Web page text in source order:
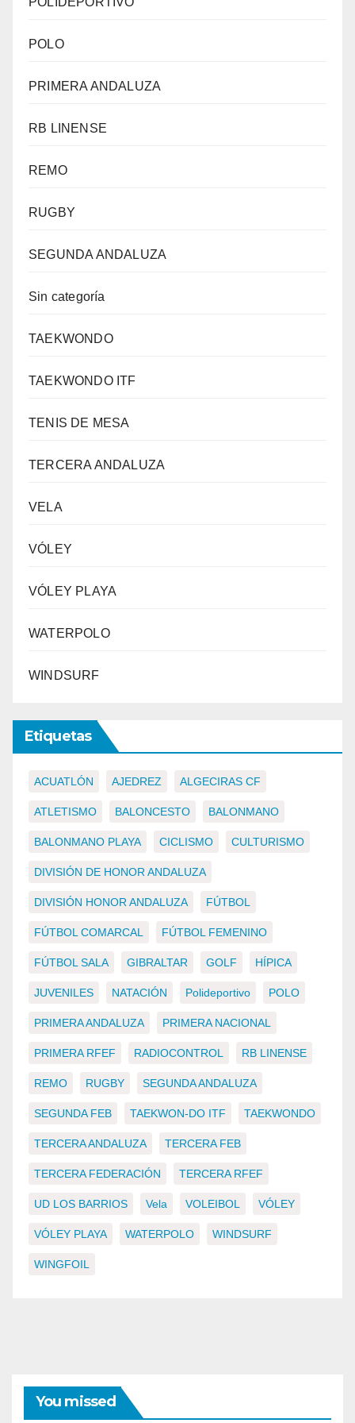
POLO
PRIMERA ANDALUZA
RB LINENSE
REMO
RUGBY
SEGUNDA ANDALUZA
Sin categoría
TAEKWONDO
TAEKWONDO ITF
TENIS DE MESA
TERCERA ANDALUZA
VELA
VÓLEY
VÓLEY PLAYA
WATERPOLO
WINDSURF
Etiquetas
ACUATLÓN AJEDREZ ALGECIRAS CF
ATLETISMO BALONCESTO BALONMANO
BALONMANO PLAYA CICLISMO CULTURISMO
DIVISIÓN DE HONOR ANDALUZA
DIVISIÓN HONOR ANDALUZA FÚTBOL
FÚTBOL COMARCAL FÚTBOL FEMENINO
FÚTBOL SALA GIBRALTAR GOLF HÍPICA
JUVENILES NATACIÓN Polideportivo POLO
PRIMERA ANDALUZA PRIMERA NACIONAL
PRIMERA RFEF RADIOCONTROL RB LINENSE
REMO RUGBY SEGUNDA ANDALUZA
SEGUNDA FEB TAEKWON-DO ITF TAEKWONDO
TERCERA ANDALUZA TERCERA FEB
TERCERA FEDERACIÓN TERCERA RFEF
UD LOS BARRIOS Vela VOLEIBOL VÓLEY
VÓLEY PLAYA WATERPOLO WINDSURF
WINGFOIL
You missed